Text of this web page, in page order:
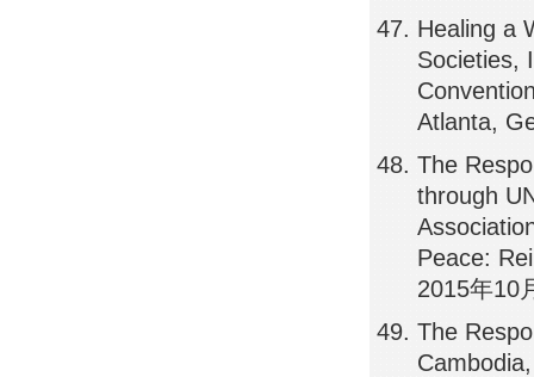
Healing a
Societies,
Atlanta,
The
through
Peace:
2015年10
The